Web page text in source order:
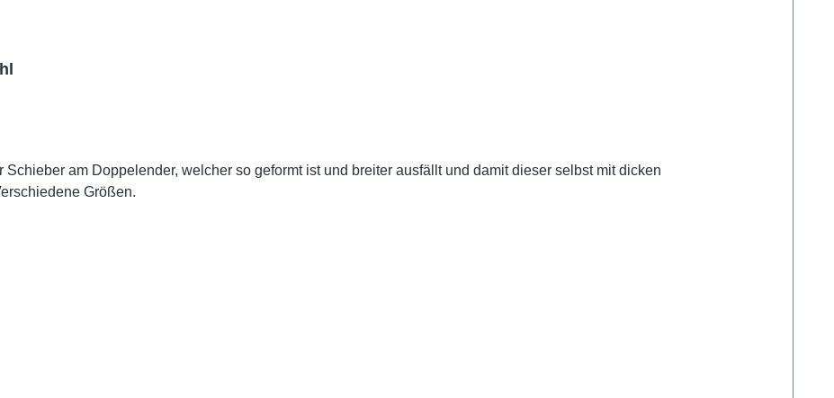
am Doppelender, welcher so geformt ist und breiter ausfällt und damit dieser selbst mit dicken
Größen.